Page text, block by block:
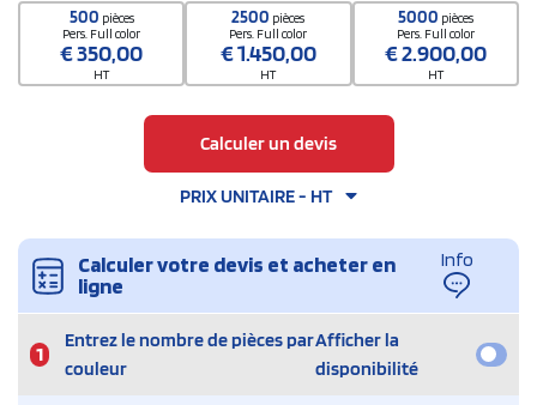
500 pièces
Pers. Full color
€350,00
HT
2500 pièces
Pers. Full color
€1.450,00
HT
5000 pièces
Pers. Full color
€2.900,00
HT
Calculer un devis
PRIX UNITAIRE - HT
Calculer votre devis et acheter en
ligne
Info
1
Entrez le nombre de pièces par
couleur
Afficher la
disponibilité